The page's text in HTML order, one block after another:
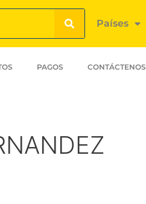
Países
PAGOS CONTÁCTENOS